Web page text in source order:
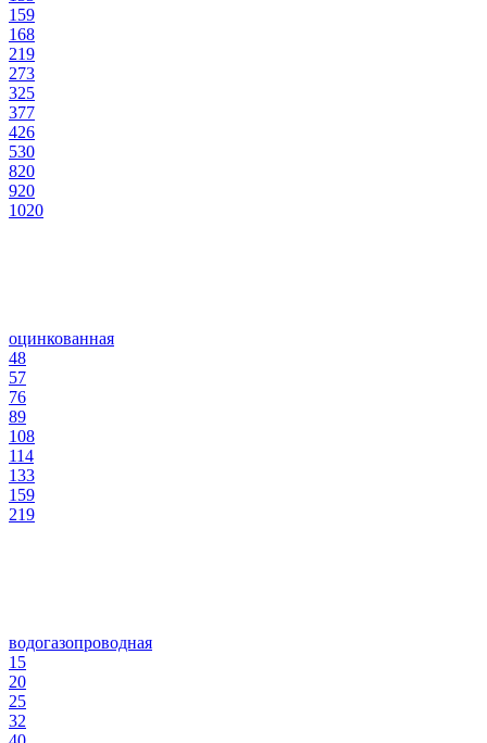
159
168
219
273
325
377
426
530
820
920
1020
оцинкованная
48
57
76
89
108
114
133
159
219
водогазопроводная
15
20
25
32